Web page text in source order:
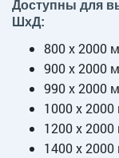
Доступны для
ШxД:
800 х 2000
900 х 2000
990 х 2000
1000 х
1200 х
1400 х